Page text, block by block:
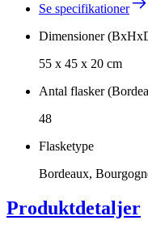
Se specifikationer
Dimensioner
55 x 45 x 20 cm
Antal flasker
48
Flasketype
Bordeaux,
Produktdetaljer